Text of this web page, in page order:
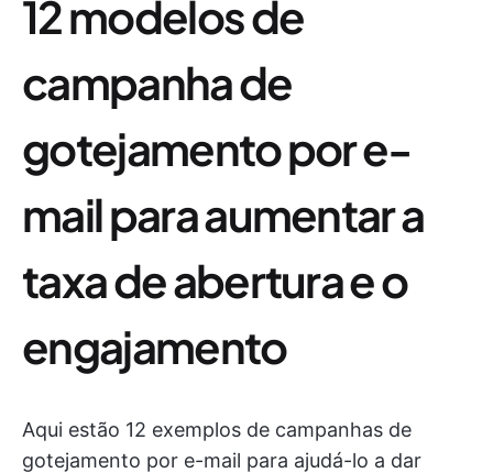
12 modelos de
campanha de
gotejamento por e-
mail para aumentar a
taxa de abertura e o
engajamento
Aqui estão 12 exemplos de campanhas de
gotejamento por e-mail para ajudá-lo a dar